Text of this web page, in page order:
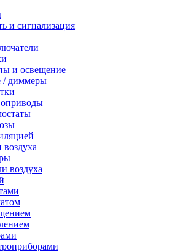
и сигнализация
и освещение
/ диммеры
воздуха